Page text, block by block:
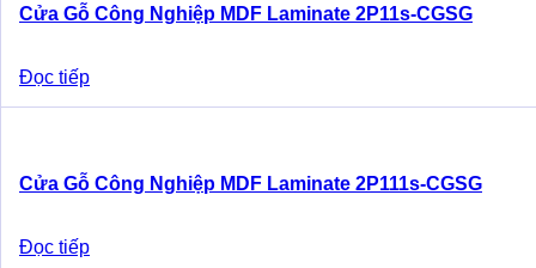
Cửa Gỗ Công Nghiệp MDF Laminate 2P11s-CGSG
Đọc tiếp
Cửa Gỗ Công Nghiệp MDF Laminate 2P111s-CGSG
Đọc tiếp